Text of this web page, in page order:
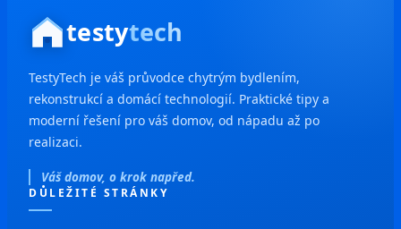
testytech
TestyTech je váš průvodce chytrým bydlením,
rekonstrukcí a domácí technologií. Praktické tipy a
moderní řešení pro váš domov, od nápadu až po
realizaci.
Váš domov, o krok napřed.
DŮLEŽITÉ STRÁNKY